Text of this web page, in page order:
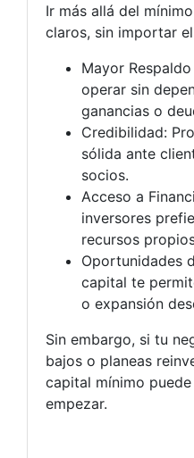
Ir más allá del
claros, sin importar
Mayor
operar sin
ganancias o
Credibilidad:
sólida ante
socios.
Acceso a
inversores
recursos
Oportunidades
capital te
o expansión
Sin embargo, si tu
bajos o planeas
capital mínimo
empezar.